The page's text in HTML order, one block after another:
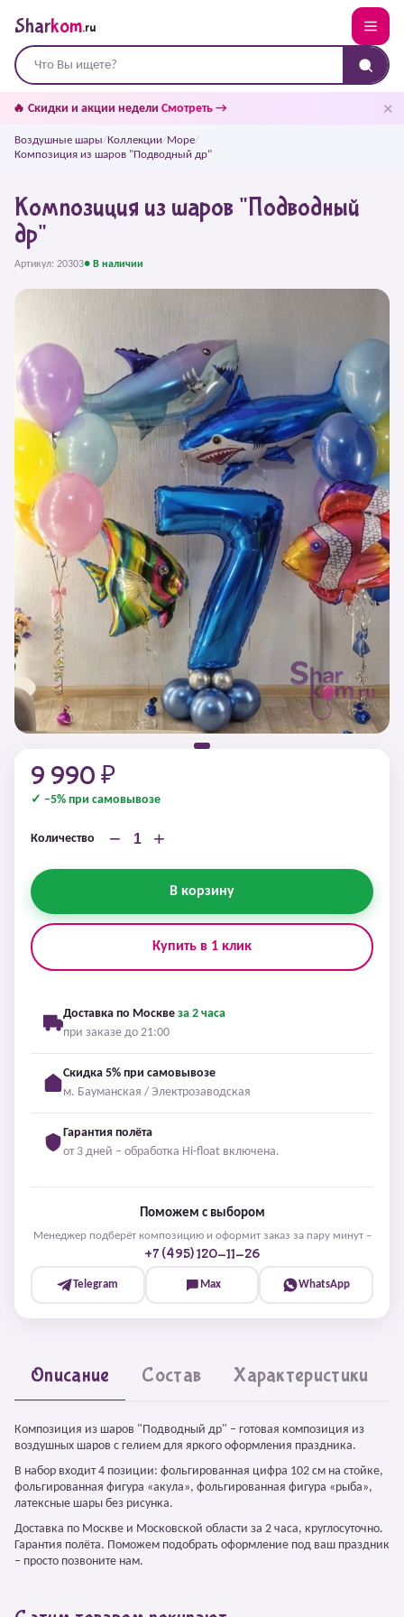
Sharkom.ru
🔥 Скидки и акции недели Смотреть → ✕
Воздушные шары/Коллекции/Море/
Композиция из шаров "Подводный др"
Композиция из шаров "Подводный
др"
Артикул: 20303● В наличии
9 990 ₽
✓ −5% при самовывозе
Количество − +
В корзину
Купить в 1 клик
Доставка по Москве за 2 часа
при заказе до 21:00
Скидка 5% при самовывозе
м. Бауманская / Электрозаводская
Гарантия полёта
от 3 дней – обработка Hi-float включена.
Поможем с выбором
Менеджер подберёт композицию и оформит заказ за пару минут –
+7 (495) 120-11-26
Telegram Max WhatsApp
Описание Состав Характеристики
Композиция из шаров "Подводный др" – готовая композиция из
воздушных шаров с гелием для яркого оформления праздника.
В набор входит 4 позиции: фольгированная цифра 102 см на стойке,
фольгированная фигура «акула», фольгированная фигура «рыба»,
латексные шары без рисунка.
Доставка по Москве и Московской области за 2 часа, круглосуточно.
Гарантия полёта. Поможем подобрать оформление под ваш праздник
– просто позвоните нам.